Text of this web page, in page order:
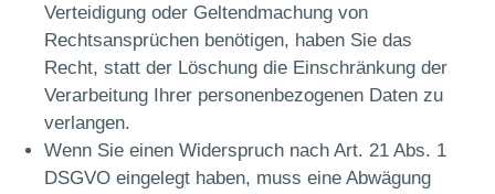
Verteidigung oder Geltendmachung von
Rechtsansprüchen benötigen, haben Sie das
Recht, statt der Löschung die Einschränkung der
Verarbeitung Ihrer personenbezogenen Daten zu
verlangen.
Wenn Sie einen Widerspruch nach Art. 21 Abs. 1
DSGVO eingelegt haben, muss eine Abwägung